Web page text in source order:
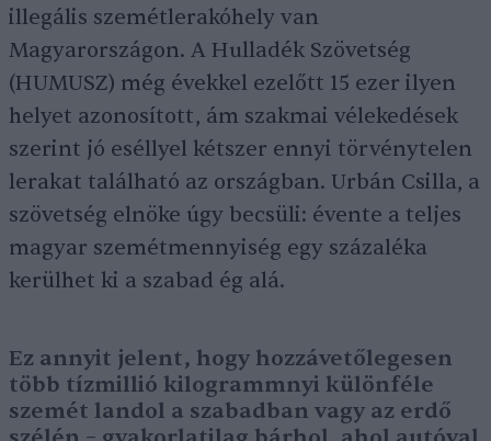
illegális szemétlerakóhely van
Magyarországon. A Hulladék Szövetség
(HUMUSZ) még évekkel ezelőtt 15 ezer ilyen
helyet azonosított, ám szakmai vélekedések
szerint jó eséllyel kétszer ennyi törvénytelen
lerakat található az országban. Urbán Csilla, a
szövetség elnöke úgy becsüli: évente a teljes
magyar szemétmennyiség egy százaléka
kerülhet ki a szabad ég alá.
Ez annyit jelent, hogy hozzávetőlegesen
több tízmillió kilogrammnyi különféle
szemét landol a szabadban vagy az erdő